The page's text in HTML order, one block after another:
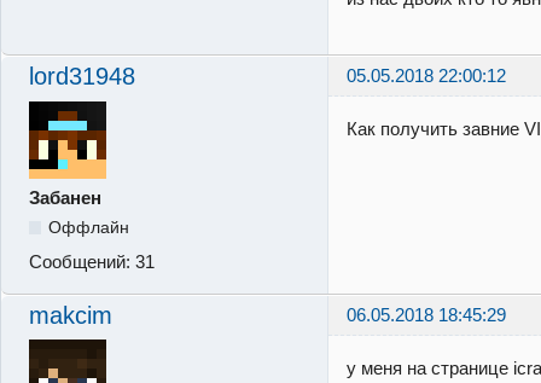
lord31948 05.05.2018 22:00:12
Забанен
Оффлайн
Сообщений: 31
Как получить завние
makcim 06.05.2018 18:45:29
у меня на странице